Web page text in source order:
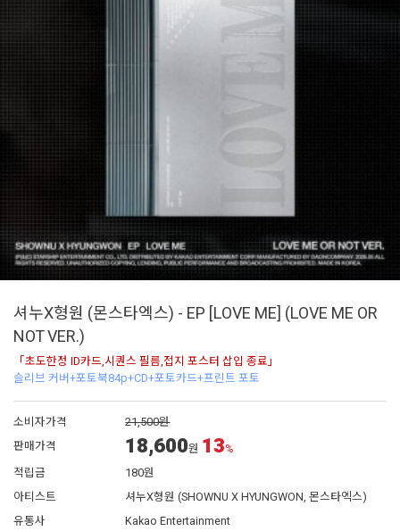
셔누X형원 (몬스타엑스) - EP [LOVE ME] (LOVE ME OR
NOT VER.)
「초도한정 ID카드,시퀀스 필름,접지 포스터 삽입 종료」
슬리브 커버+포토북84p+CD+포토카드+프린트 포토
소비자가격
21,500원
판매가격
18,600원 13%
적립금
180원
아티스트
셔누X형원 (SHOWNU X HYUNGWON, 몬스타엑스)
유통사
Kakao Entertainment